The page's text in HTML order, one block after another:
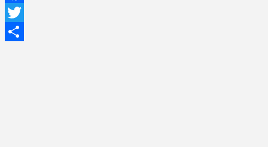
Facebook
Twitter